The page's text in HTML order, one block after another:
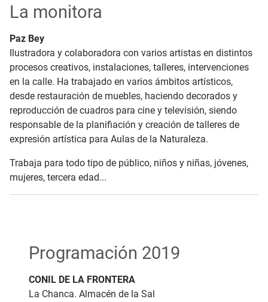
La monitora
Paz Bey
Ilustradora y colaboradora con varios artistas en distintos
procesos creativos, instalaciones, talleres, intervenciones
en la calle. Ha trabajado en varios ámbitos artísticos,
desde restauración de muebles, haciendo decorados y
reproducción de cuadros para cine y televisión, siendo
responsable de la planifiación y creación de talleres de
expresión artística para Aulas de la Naturaleza.
Trabaja para todo tipo de público, niños y niñas, jóvenes,
mujeres, tercera edad...
Programación 2019
CONIL DE LA FRONTERA
La Chanca. Almacén de la Sal